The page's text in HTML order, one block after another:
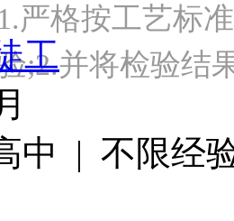
严格按工艺标
;2.并将检验
工
中 | 不限经